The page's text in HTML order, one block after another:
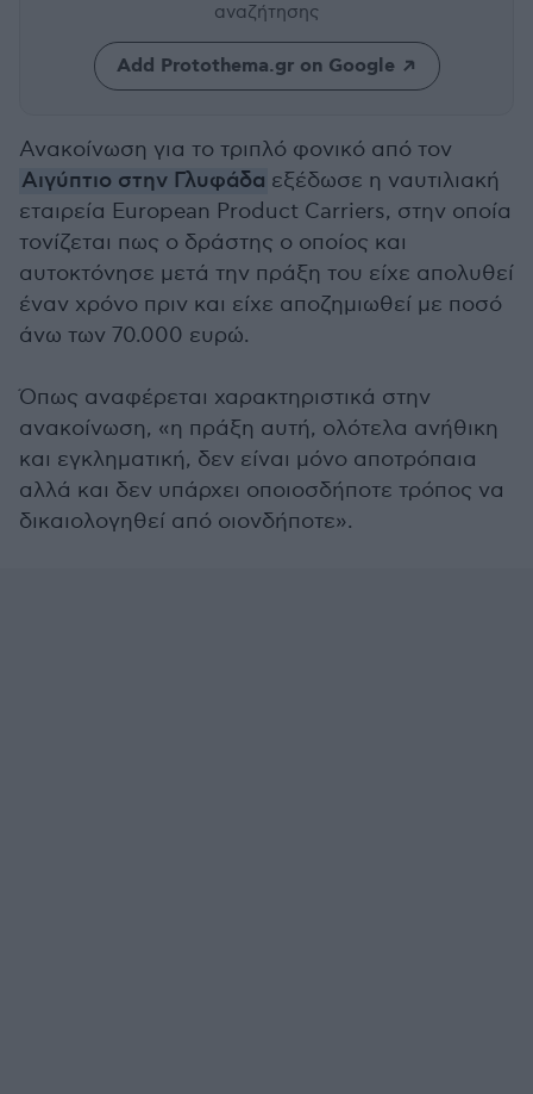
αναζήτησης
Add Protothema.gr on Google
Ανακοίνωση για το τριπλό φονικό από τον
Αιγύπτιο στην Γλυφάδα εξέδωσε η ναυτιλιακή
εταιρεία European Product Carriers, στην οποία
τονίζεται πως ο δράστης ο οποίος και
αυτοκτόνησε μετά την πράξη του είχε απολυθεί
έναν χρόνο πριν και είχε αποζημιωθεί με ποσό
άνω των 70.000 ευρώ.
Όπως αναφέρεται χαρακτηριστικά στην
ανακοίνωση, «η πράξη αυτή, ολότελα ανήθικη
και εγκληματική, δεν είναι μόνο αποτρόπαια
αλλά και δεν υπάρχει οποιοσδήποτε τρόπος να
δικαιολογηθεί από οιονδήποτε».